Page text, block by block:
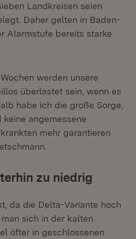
Landkreisen seien
Daher gelten in Baden-
Alarmstufe bereits starke
werden unsere
überlastet sein, wenn es
habe ich die große Sorge,
angemessene
mehr garantieren
zu niedrig
da die Delta-Variante hoch
sich in der kalten
öfter in geschlossenen